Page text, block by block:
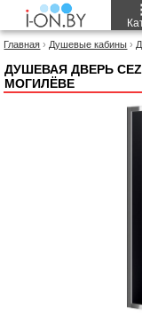
Главная › Душевые кабины ›
ДУШЕВАЯ ДВЕРЬ
МОГИЛЁВЕ